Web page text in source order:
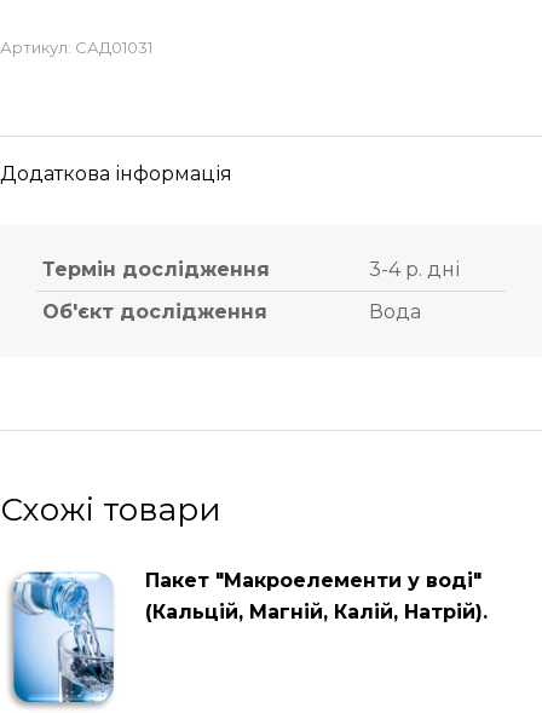
Артикул: САД01031
Додаткова інформація
Термін дослідження
3-4 р. дні
Об'єкт дослідження
Вода
Схожі товари
Пакет "Макроелементи у воді"
(Кальцій, Магній, Калій, Натрій).